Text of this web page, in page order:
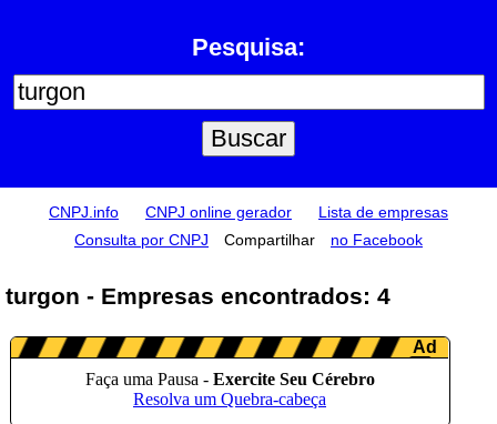
Pesquisa:
CNPJ.info CNPJ online gerador
Lista de empresas
Consulta por CNPJ
Compartilhar no Facebook
turgon - Empresas encontrados: 4